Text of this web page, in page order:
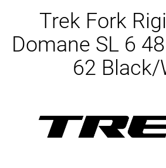
Trek Fork
Domane SL 6
62 Black/